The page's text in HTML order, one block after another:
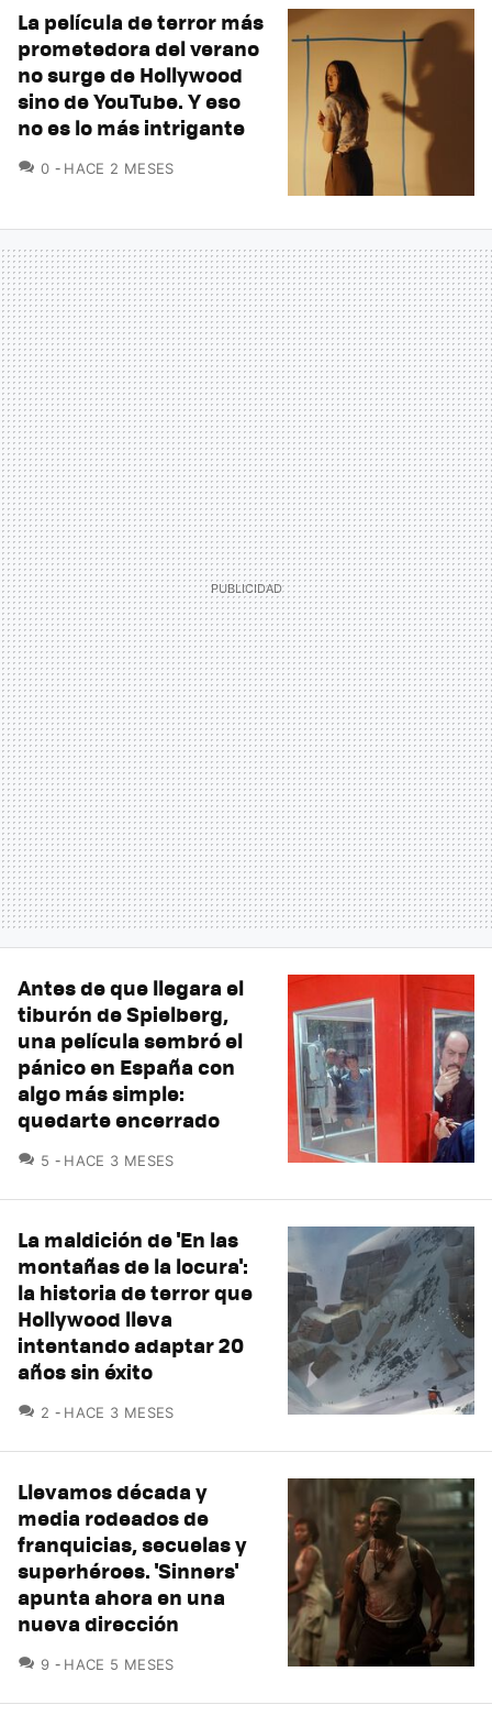
La película de terror más
prometedora del verano
no surge de Hollywood
sino de YouTube. Y eso
no es lo más intrigante
0 COMENTARIOS
HACE 2 MESES
Antes de que llegara el
tiburón de Spielberg,
una película sembró el
pánico en España con
algo más simple:
quedarte encerrado
5 COMENTARIOS
HACE 3 MESES
La maldición de 'En las
montañas de la locura':
la historia de terror que
Hollywood lleva
intentando adaptar 20
años sin éxito
2 COMENTARIOS
HACE 3 MESES
Llevamos década y
media rodeados de
franquicias, secuelas y
superhéroes. 'Sinners'
apunta ahora en una
nueva dirección
9 COMENTARIOS
HACE 5 MESES